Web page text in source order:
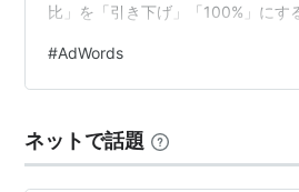
比」を「引き下げ」「100%」にす
がなくなる。
#AdWords
ネットで話題